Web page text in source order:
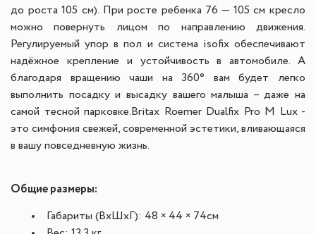
до роста 105 см). При росте ребенка 76 — 105 см кресло
можно повернуть лицом по направлению движения.
Регулируемый упор в пол и система isofix обеспечивают
надёжное крепление и устойчивость в автомобиле. А
благодаря вращению чаши на 360° вам будет легко
выполнить посадку и высадку вашего малыша – даже на
самой тесной парковке. Britax Roemer Dualfix Pro M Lux -
это симфония свежей, современной эстетики, вливающаяся
в вашу повседневную жизнь.
Общие размеры:
Габариты (ВхШхГ): 48 × 44 × 74см